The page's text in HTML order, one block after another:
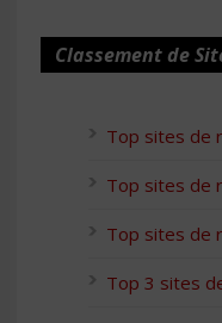
Classement de
Top sites de
Top sites de
Top sites de
Top 3 sites